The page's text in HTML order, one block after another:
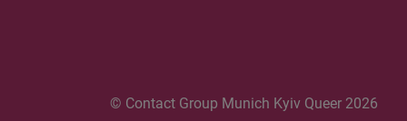
© Contact Group Munich Kyiv Queer 2026